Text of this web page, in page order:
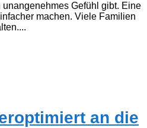
Gefühl gibt. Eine
machen. Viele Familien
an die